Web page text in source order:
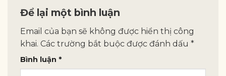
Để lại một bình luận
Email của bạn sẽ không được hiển thị công
khai. Các trường bắt buộc được đánh dấu *
Bình luận *